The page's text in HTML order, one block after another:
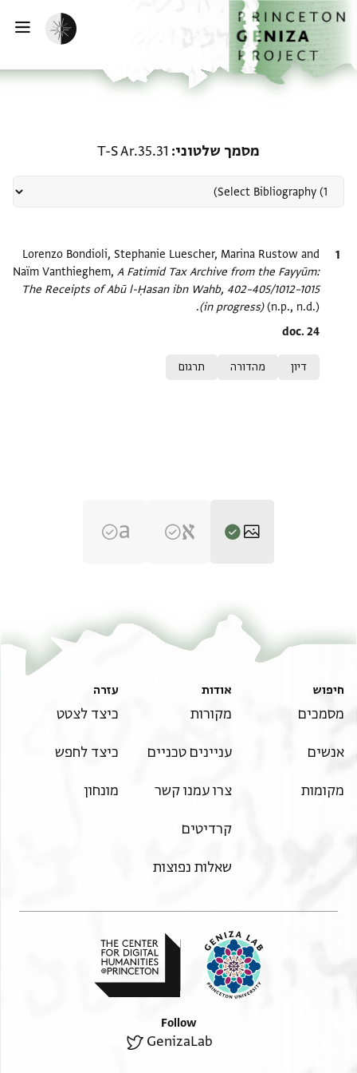
לתוכןהבית
הפעלת מצב כהה
מסמך שלטוני T-S Ar.35.31
ציטוט
Lorenzo Bondioli, Stephanie Luescher, Marina Rustow and
Naïm Vanthieghem,A Fatimid Tax Archive from the Fayyūm:
The Receipts of Abū l-Ḥasan ibn Wahb, 402–405/1012–1015
(in progress)(n.p., n.d.).
Location in source
doc. 24
דיון
מהדורה תרגום
T-S Ar.35.31 1v הגדל וסובב
תנאי היתר שימוש בתצלום
חיפוש
מסמכים
אנשים
מקומות
אודות
מקורות
עניינים טכניים
צרו עמנו קשר
קרדיטים
שאלות נפוצות
עזרה
כיצד לצטט
כיצד לחפש
מונחון
Follow
GenizaLab